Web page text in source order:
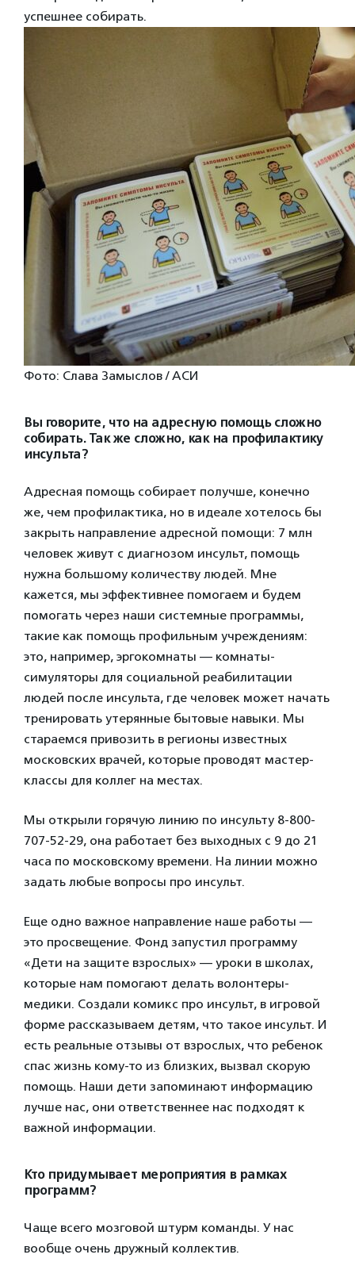
успешнее собирать.
Фото: Слава Замыслов / АСИ
Вы говорите, что на адресную помощь сложно
собирать. Так же сложно, как на профилактику
инсульта?
Адресная помощь собирает получше, конечно
же, чем профилактика, но в идеале хотелось бы
закрыть направление адресной помощи: 7 млн
человек живут с диагнозом инсульт, помощь
нужна большому количеству людей. Мне
кажется, мы эффективнее помогаем и будем
помогать через наши системные программы,
такие как помощь профильным учреждениям:
это, например, эргокомнаты — комнаты-
симуляторы для социальной реабилитации
людей после инсульта, где человек может начать
тренировать утерянные бытовые навыки. Мы
стараемся привозить в регионы известных
московских врачей, которые проводят мастер-
классы для коллег на местах.
Мы открыли горячую линию по инсульту 8-800-
707-52-29, она работает без выходных с 9 до 21
часа по московскому времени. На линии можно
задать любые вопросы про инсульт.
Еще одно важное направление наше работы —
это просвещение. Фонд запустил программу
«Дети на защите взрослых» — уроки в школах,
которые нам помогают делать волонтеры-
медики. Создали комикс про инсульт, в игровой
форме рассказываем детям, что такое инсульт. И
есть реальные отзывы от взрослых, что ребенок
спас жизнь кому-то из близких, вызвал скорую
помощь. Наши дети запоминают информацию
лучше нас, они ответственнее нас подходят к
важной информации.
Кто придумывает мероприятия в рамках
программ?
Чаще всего мозговой штурм команды. У нас
вообще очень дружный коллектив.